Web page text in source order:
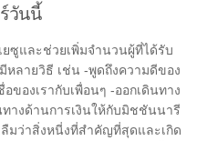
วันนี้
ซูและช่วยเพิ่มจำนวนผู้ที่ได้รับ
หลายวิธี เช่น -พูดถึงความดีของ
ของเรากับเพื่อนๆ -ออกเดินทาง
างด้านการเงินให้กับมิชชันนารี
มว่าสิ่งหนี่งที่สำคัญที่สุดและเกิด